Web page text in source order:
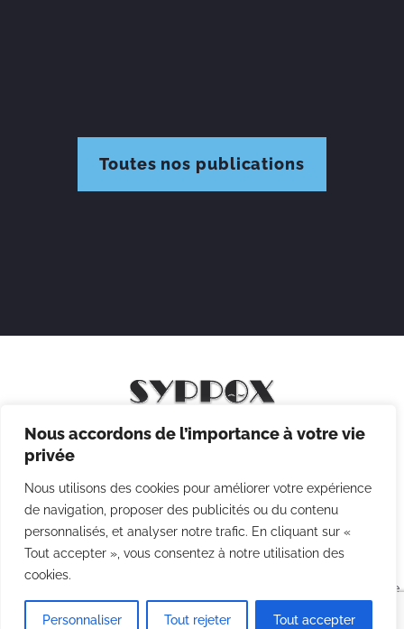
Nous accordons de l’importance à votre vie
privée
Nous utilisons des cookies pour améliorer votre expérience
de navigation, proposer des publicités ou du contenu
personnalisés, et analyser notre trafic. En cliquant sur «
Tout accepter », vous consentez à notre utilisation des
cookies.
Personnaliser Tout rejeter Tout accepter
Toutes nos publications
Mentions légales
Politique des cookies
CGV
Agence
Point Com